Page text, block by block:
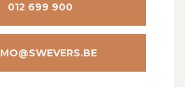
012 699 900